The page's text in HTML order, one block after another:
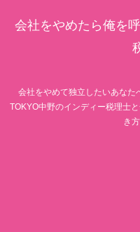
会社をやめたら俺を
会社をやめて独立したいあなた
TOKYO中野のインディー税理士
き